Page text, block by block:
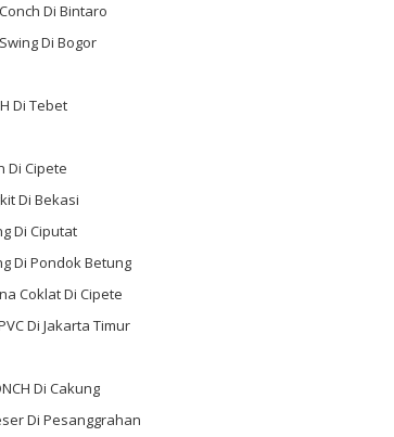
Di Bintaro
Di Bogor
Di Tebet
Di Cipete
Di Bekasi
Di Ciputat
Di Pondok Betung
Coklat Di Cipete
Di Jakarta Timur
Di Cakung
Di Pesanggrahan